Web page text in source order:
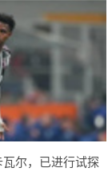
尔，已进行试探